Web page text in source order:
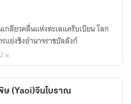
กลียวคลื่นแห่งทะเลแคริบเบียน โลก
แย่งชิงอำนาจราชบัลลังก์
น.
ษ (Yaoi)จีนโบราณ